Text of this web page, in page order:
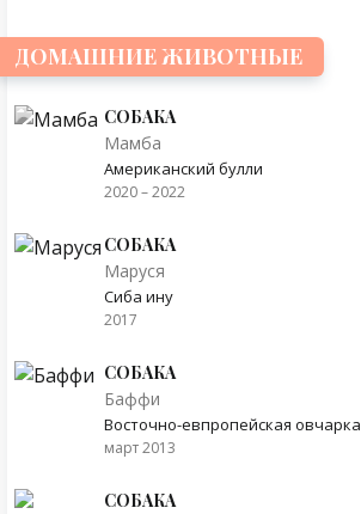
ДОМАШНИЕ ЖИВОТНЫЕ
СОБАКА
Мамба
Американский булли
2020 – 2022
СОБАКА
Маруся
Сиба ину
2017
СОБАКА
Баффи
Восточно-евпропейская овчарка
март 2013
СОБАКА